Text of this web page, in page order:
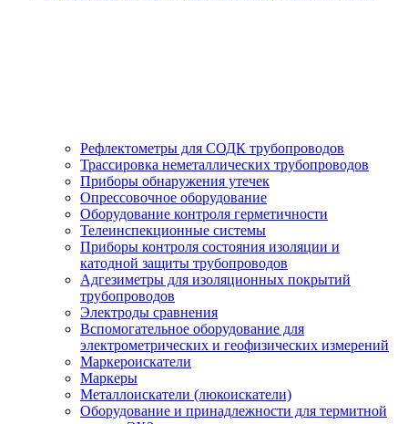
Рефлектометры для СОДК трубопроводов
Трассировка неметаллических трубопроводов
Приборы обнаружения утечек
Опрессовочное оборудование
Оборудование контроля герметичности
Телеинспекционные системы
Приборы контроля состояния изоляции и
катодной защиты трубопроводов
Адгезиметры для изоляционных покрытий
трубопроводов
Электроды сравнения
Вспомогательное оборудование для
электрометрических и геофизических измерений
Маркероискатели
Маркеры
Металлоискатели (люкоискатели)
Оборудование и принадлежности для термитной